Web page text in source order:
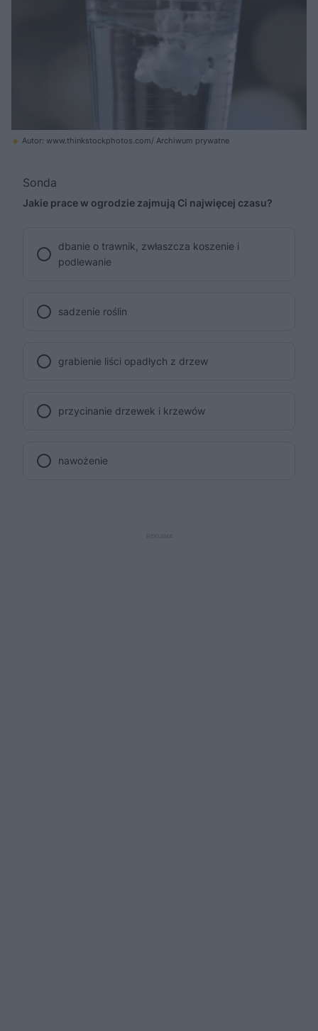
Autor: www.thinkstockphotos.com/ Archiwum prywatne
Sonda
Jakie prace w ogrodzie zajmują Ci najwięcej czasu?
dbanie o trawnik, zwłaszcza koszenie i
podlewanie
sadzenie roślin
grabienie liści opadłych z drzew
przycinanie drzewek i krzewów
nawożenie